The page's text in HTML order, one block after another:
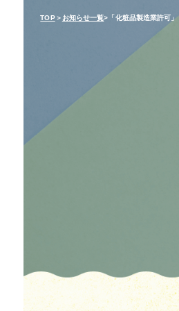
TOP＞お知らせ一覧>「化粧品製造業許可